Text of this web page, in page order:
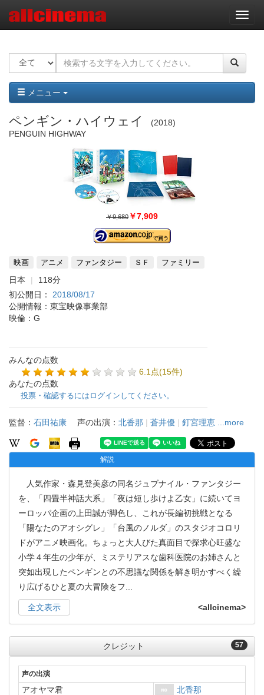
ナ
ビ
ー
ョ
ン
メニュー
ペンギン・ハイウェイ
2018
PENGUIN HIGHWAY
￥9,680 ￥7,909
映画 アニメ ファンタジー ＳＦ ファミリー
日本
118分
初公開日： 2018/08/17
公開情報：東宝映像事業部
映倫：G
みんなの点数
6.1点(15件)
あなたの点数
投票・確認するにはログインしてください。
監督： 石田祐康 声の出演： 北香那 | 蒼井優 | 釘宮理恵 ...more
解説
人気作家・森見登美彦の同名ジュブナイル・ファンタジー
を、「四畳半神話大系」「夜は短し歩けよ乙女」に続いてヨ
ーロッパ企画の上田誠が脚色し、これが長編初挑戦となる
「陽なたのアオシグレ」「台風のノルダ」のスタジオコロリ
ドがアニメ映画化。ちょっと大人びた真面目で探求心旺盛な
小学４年生の少年が、ミステリアスな歯科医院のお姉さんと
突如出現したペンギンとの不思議な関係を解き明かすべく繰
り広げるひと夏の大冒険をフ
全文表示 <allcinema>
57
クレジット
声の出演
アオヤマ君 北香那